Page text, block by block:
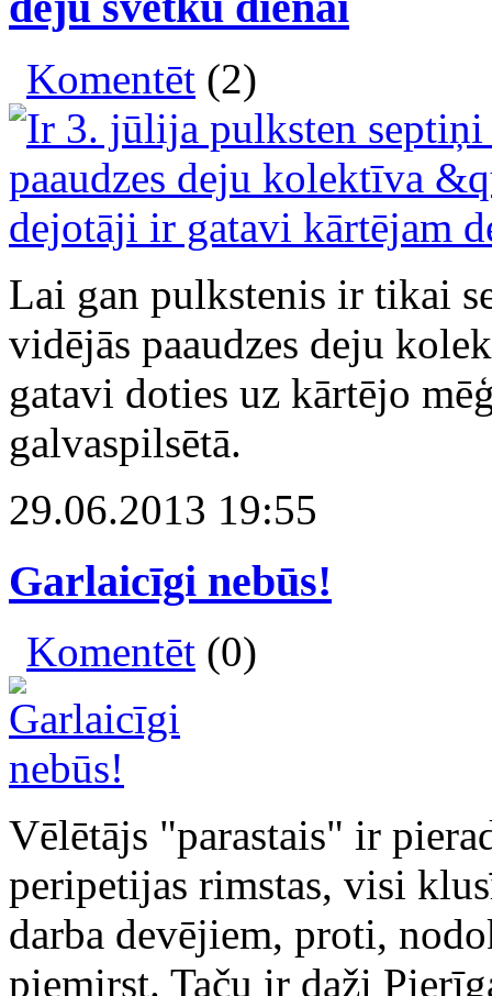
Komentēt (2)
Lai gan pulkstenis ir tikai
vidējās paaudzes deju
gatavi doties uz kārtējo
galvaspilsētā.
29.06.2013 19:55
Garlaicīgi nebūs!
Komentēt (0)
Vēlētājs "parastais" ir
peripetijas rimstas, visi
darba devējiem, proti,
piemirst. Taču ir daži